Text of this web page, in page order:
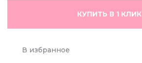
КУПИТЬ В 1 КЛИК
В избранное